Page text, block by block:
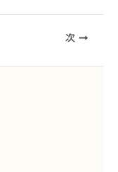
次